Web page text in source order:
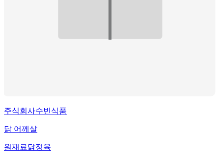
주식회사수빈식품
닭 어께살
원재료닭정육